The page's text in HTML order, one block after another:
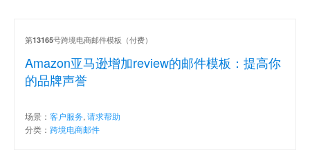
Amazon亚马逊增加review的邮件模板：提高你
的品牌声誉
第13165号跨境电商邮件模板（付费）
场景： 客户服务, 请求帮助
分类： 跨境电商邮件